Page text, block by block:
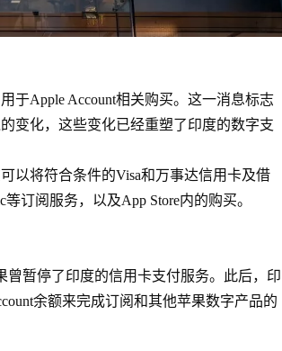
于Apple Account相关购买。这一消息标志
变化，这些变化已经重塑了印度的数字支
以将符合条件的Visa和万事达信用卡及借
订阅服务，以及App Store内的购买。
曾暂停了印度的信用卡支付服务。此后，印
余额来完成订阅和其他苹果数字产品的